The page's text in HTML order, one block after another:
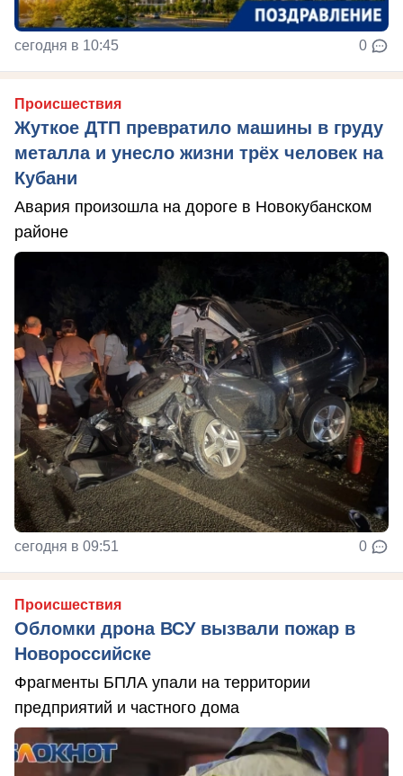
сегодня в 10:45 0
Происшествия
Жуткое ДТП превратило машины в груду
металла и унесло жизни трёх человек на
Кубани
Авария произошла на дороге в Новокубанском
районе
сегодня в 09:51 0
Происшествия
Обломки дрона ВСУ вызвали пожар в
Новороссийске
Фрагменты БПЛА упали на территории
предприятий и частного дома